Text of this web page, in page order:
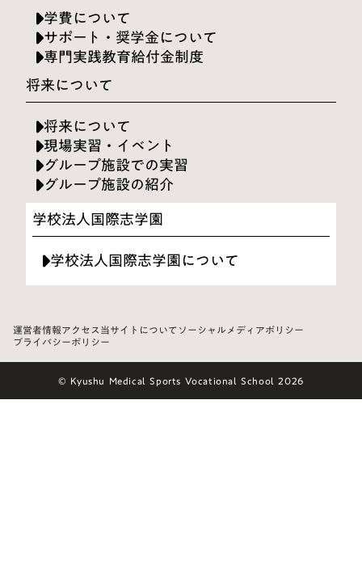
学費について
サポート・奨学金について
専門実践教育給付金制度
将来について
将来について
現場実習・イベント
グループ施設での実習
グループ施設の紹介
学校法人国際志学園
学校法人国際志学園について
運営者情報アクセス当サイトについてソーシャルメディアポリシー
プライバシーポリシー
© Kyushu Medical Sports Vocational School 2026